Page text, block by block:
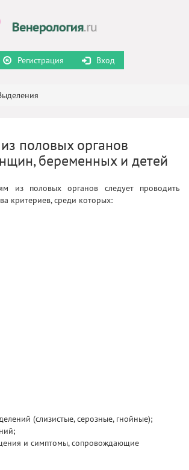
Регистрация Вход
половых органов
беременных и детей
из половых органов следует проводить
критериев, среди которых:
(слизистые, серозные, гнойные);
и симптомы, сопровождающие